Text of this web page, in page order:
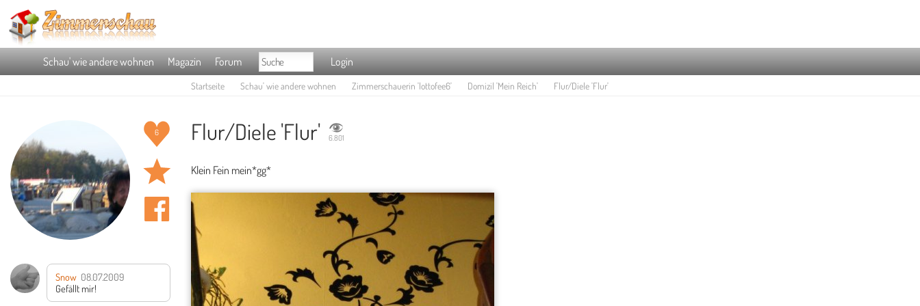
Schau' wie andere wohnen Magazin Forum Login
Startseite Schau' wie andere wohnen Zimmerschauerin 'lottofee6' Domizil 'Mein Reich' Flur/Diele 'Flur'
6
Snow 08.07.2009
Gefällt mir!
Flur/Diele 'Flur' 6.801
Klein Fein mein*gg*